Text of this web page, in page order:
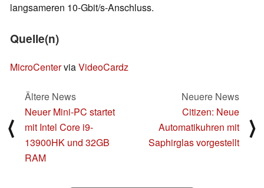
langsameren 10-Gbit/s-Anschluss.
Quelle(n)
MicroCenterviaVideoCardz
⟨
Ältere News
Neuer Mini-PC startet
mit Intel Core i9-
13900HK und 32GB
RAM
Neuere News
Citizen: Neue
Automatikuhren mit
Saphirglas vorgestellt
⟩